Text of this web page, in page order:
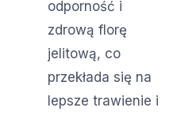
odporność i
zdrową florę
jelitową, co
przekłada się na
lepsze trawienie i